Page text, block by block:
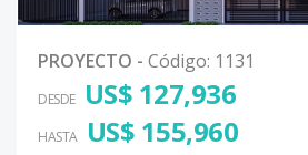
PROYECTO - Código: 1131
DESDE US$ 127,936
HASTA US$ 155,960